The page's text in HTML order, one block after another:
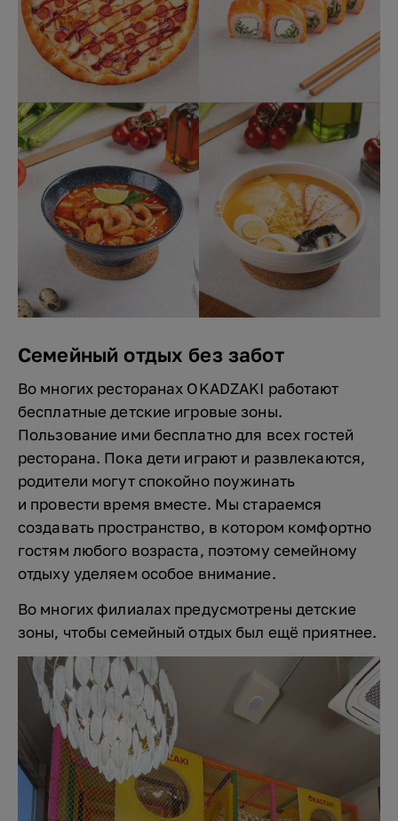
Семейный отдых без забот
Во многих ресторанах OKADZAKI работают
бесплатные детские игровые зоны.
Пользование ими бесплатно для всех гостей
ресторана. Пока дети играют и развлекаются,
родители могут спокойно поужинать
и провести время вместе. Мы стараемся
создавать пространство, в котором комфортно
гостям любого возраста, поэтому семейному
отдыху уделяем особое внимание.
Во многих филиалах предусмотрены детские
зоны, чтобы семейный отдых был ещё приятнее.